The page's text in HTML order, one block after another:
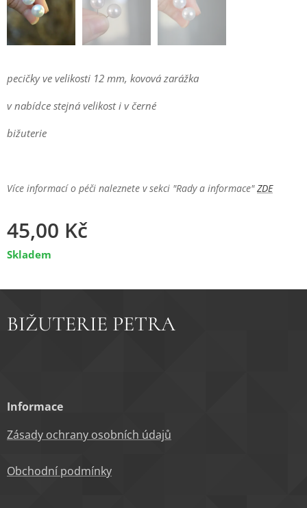
pecičky ve velikosti 12 mm, kovová zarážka
v nabídce stejná velikost i v černé
bižuterie
Více informací o péči naleznete v sekci "Rady a informace"ZDE
45,00 Kč
Skladem
BIŽUTERIE PETRA
Informace
Zásady ochrany osobních údajů
Obchodní podmínky